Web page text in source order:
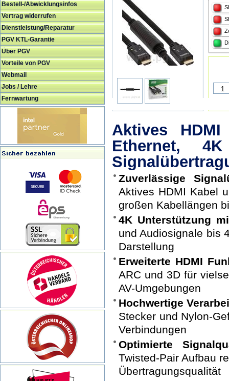
Bestell-/Abwicklungsinfos
Vertrag widerrufen
Dienstleistung/Reparatur
PGV KTL-Garantie
Über PGV
Vorteile von PGV
Webmail
Jobs / Lehre
Fernwartung
Aktives
Ethernet,
Zuverlässige
Aktives HDMI Kabel
großen Kabellängen
4K Unterstützung
und Audiosignale bis
Darstellung
Erweiterte HDMI
ARC und 3D für
AV-Umgebungen
Hochwertige
Stecker und Nylon-
Verbindungen
Optimierte
Twisted-Pair Aufbau
Übertragungsqualität